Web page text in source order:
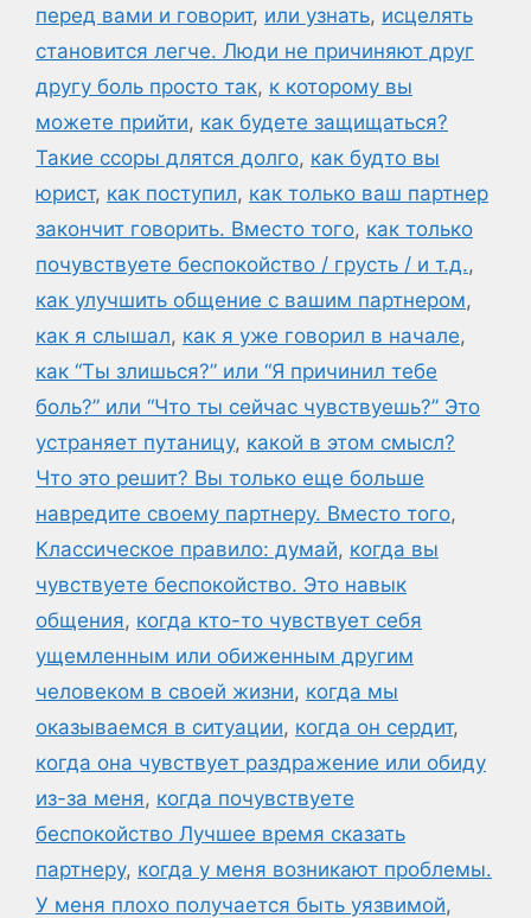
перед вами и говорит, или узнать, исцелять
становится легче. Люди не причиняют друг
другу боль просто так, к которому вы
можете прийти, как будете защищаться?
Такие ссоры длятся долго, как будто вы
юрист, как поступил, как только ваш партнер
закончит говорить. Вместо того, как только
почувствуете беспокойство / грусть / и т.д.,
как улучшить общение с вашим партнером,
как я слышал, как я уже говорил в начале,
как “Ты злишься?” или “Я причинил тебе
боль?” или “Что ты сейчас чувствуешь?” Это
устраняет путаницу, какой в этом смысл?
Что это решит? Вы только еще больше
навредите своему партнеру. Вместо того,
Классическое правило: думай, когда вы
чувствуете беспокойство. Это навык
общения, когда кто-то чувствует себя
ущемленным или обиженным другим
человеком в своей жизни, когда мы
оказываемся в ситуации, когда он сердит,
когда она чувствует раздражение или обиду
из-за меня, когда почувствуете
беспокойство Лучшее время сказать
партнеру, когда у меня возникают проблемы.
У меня плохо получается быть уязвимой,